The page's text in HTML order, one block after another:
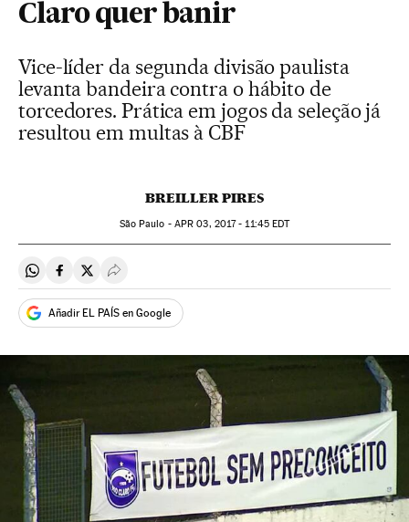
Claro quer banir
Vice-líder da segunda divisão paulista
levanta bandeira contra o hábito de
torcedores. Prática em jogos da seleção já
resultou em multas à CBF
BREILLER PIRES
São Paulo - APR 03, 2017 - 11:45EDT
Compartir en Whatsapp
Compartir en Facebook
Compartir en Twitter
Desplegar Redes Sociales
Añadir EL PAÍS en Google